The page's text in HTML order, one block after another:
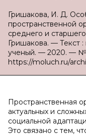
Гришакова, И. Д.
пространственной
среднего и
Гришакова. — Текст
ученый. — 2020. — №
https://moluch.ru/
Пространственная
актуальных и
социальной
Это связано с тем,